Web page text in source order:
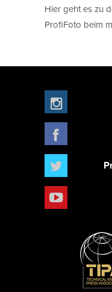
Hier geht es zu
ProfiFoto beim